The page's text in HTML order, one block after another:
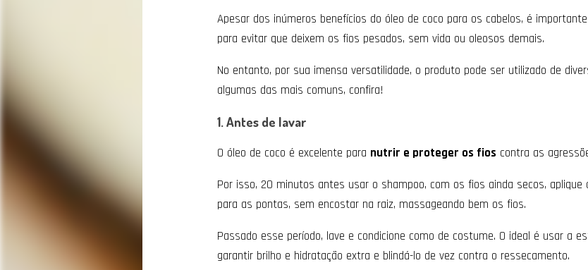
Apesar dos inúmeros benefícios do óleo de coco para os cabelos, é
para evitar que deixem os fios pesados, sem vida ou oleosos demais.
No entanto, por sua imensa versatilidade, o produto pode ser utilizado de
algumas das mais comuns, confira!
1. Antes de lavar
O óleo de coco é excelente para nutrir e proteger os fios contra as
Por isso, 20 minutos antes usar o shampoo, com os fios ainda secos,
para as pontas, sem encostar na raiz, massageando bem os fios.
Passado esse período, lave e condicione como de costume. O ideal é usar a
garantir brilho e hidratação extra e blindá-lo de vez contra o ressecamento.